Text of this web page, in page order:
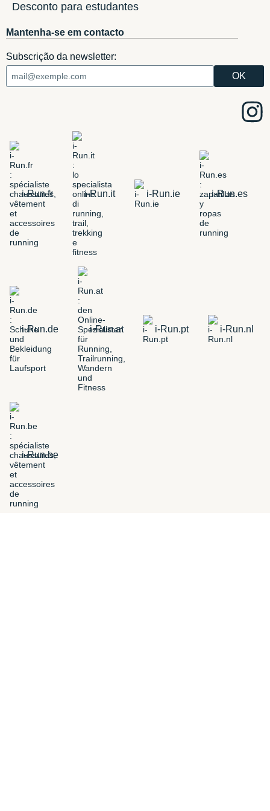
Desconto para estudantes
Mantenha-se em contacto
Subscrição da newsletter:
i-Run.fr i-Run.it i-Run.ie i-Run.es
i-Run.de i-Run.at i-Run.pt i-Run.nl
i-Run.be